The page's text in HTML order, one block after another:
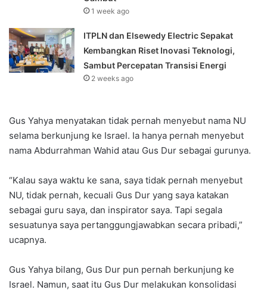
1 week ago
ITPLN dan Elsewedy Electric Sepakat
Kembangkan Riset Inovasi Teknologi,
Sambut Percepatan Transisi Energi
2 weeks ago
Gus Yahya menyatakan tidak pernah menyebut nama NU
selama berkunjung ke Israel. Ia hanya pernah menyebut
nama Abdurrahman Wahid atau Gus Dur sebagai gurunya.
“Kalau saya waktu ke sana, saya tidak pernah menyebut
NU, tidak pernah, kecuali Gus Dur yang saya katakan
sebagai guru saya, dan inspirator saya. Tapi segala
sesuatunya saya pertanggungjawabkan secara pribadi,”
ucapnya.
Gus Yahya bilang, Gus Dur pun pernah berkunjung ke
Israel. Namun, saat itu Gus Dur melakukan konsolidasi